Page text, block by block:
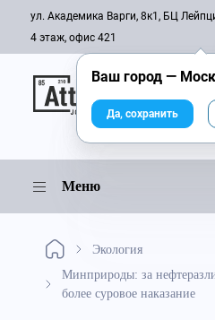
ул. Академика Варги, 8к1, БЦ
4 этаж, офис 421
Онлайн-журнал
Меню
Экология
Минприроды: за
более суровое наказание
Ваш город —
Да, сохранить